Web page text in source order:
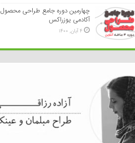
چهارمین دوره جامع طراحی محصول
آکادمی یوزراکس
۴ آبان, ۱۴۰۰